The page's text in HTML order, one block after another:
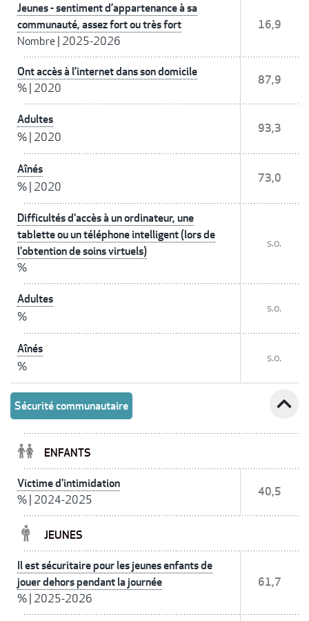
Jeunes - sentiment d’appartenance à sa
communauté, assez fort ou très fort
Nombre 2025-2026
16,9
Ont accès à l’internet dans son domicile
% 2020
87,9
Adultes
% 2020
93,3
Aînés
% 2020
73,0
Difficultés d'accès à un ordinateur, une
tablette ou un téléphone intelligent (lors de
l'obtention de soins virtuels)
%
s.o.
Adultes
%
s.o.
Aînés
%
s.o.
Sécurité communautaire expand_less
ENFANTS
Victime d'intimidation
% 2024-2025
40,5
JEUNES
Il est sécuritaire pour les jeunes enfants de
jouer dehors pendant la journée
% 2025-2026
61,7